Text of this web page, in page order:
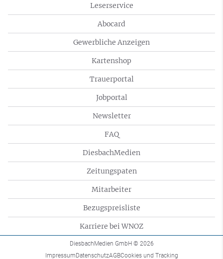
Leserservice
Abocard
Gewerbliche Anzeigen
Kartenshop
Trauerportal
Jobportal
Newsletter
FAQ
DiesbachMedien
Zeitungspaten
Mitarbeiter
Bezugspreisliste
Karriere bei WNOZ
DiesbachMedien GmbH © 2026
ImpressumDatenschutzAGBCookies und Tracking